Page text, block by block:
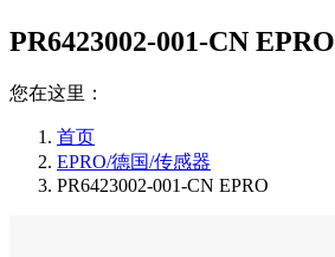
PR6423002-001-CN EPRO
您在这里：
首页
EPRO/德国/传感器
PR6423002-001-CN EPRO